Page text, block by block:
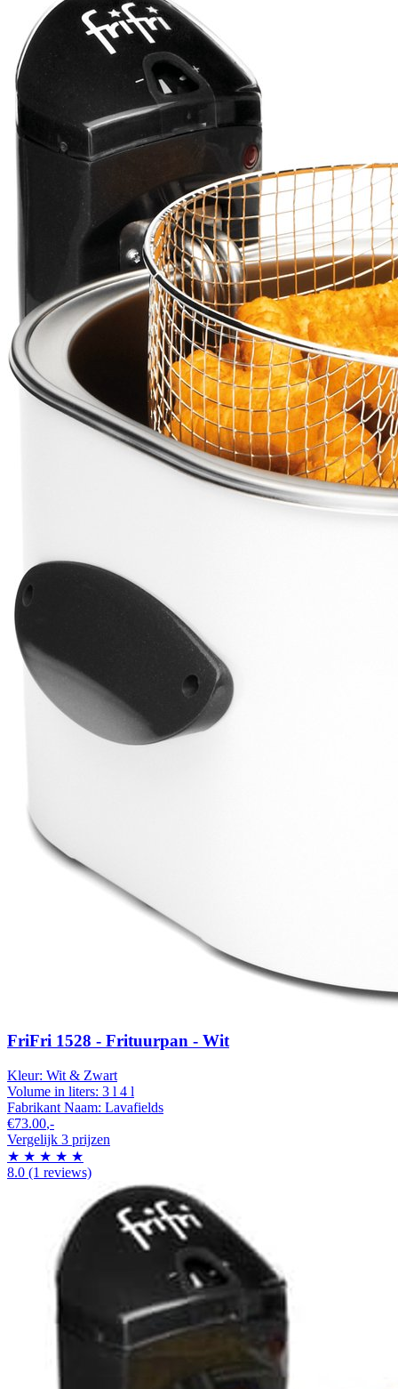
FriFri 1528 - Frituurpan - Wit
Kleur: Wit & Zwart
Volume in liters: 3 l 4 l
Fabrikant Naam: Lavafields
€73.00,-
Vergelijk 3 prijzen
★ ★ ★ ★ ★
8.0 (1 reviews)